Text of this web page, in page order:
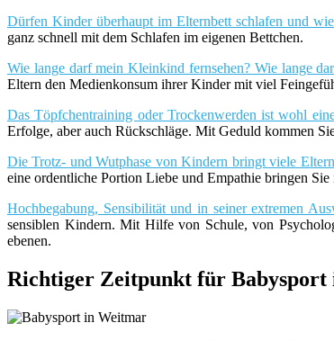
Dürfen Kinder überhaupt im Elternbett schlafen und
ganz schnell mit dem Schlafen im eigenen Bettchen.
Wie lange darf mein Kleinkind fernsehen? Wie lange
Eltern den Medienkonsum ihrer Kinder mit viel
Das Töpfchentraining oder Trockenwerden ist wohl
Erfolge, aber auch Rückschläge. Mit Geduld kommen
Die Trotz- und Wutphase von Kindern bringt viele
eine ordentliche Portion Liebe und Empathie bringen
Hochbegabung, Sensibilität und in seiner extremen
sensiblen Kindern. Mit Hilfe von Schule, von
ebenen.
Richtiger Zeitpunkt für Babysport